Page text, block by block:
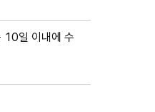
10일 이내에 수